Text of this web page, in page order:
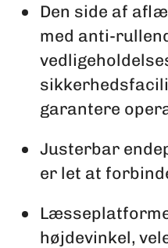
Den side af
med anti-
garantere
Justerbar
er let at
højdevinkel,